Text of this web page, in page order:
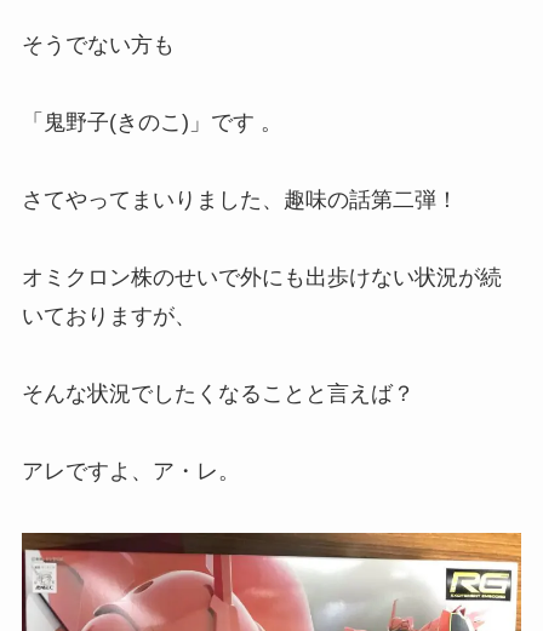
そうでない方も
「 鬼野子(きのこ) 」です 。
さてやってまいりました、趣味の話第二弾！
オミクロン株のせいで外にも出歩けない状況が続
いておりますが、
そんな状況でしたくなることと言えば？
アレですよ、ア・レ。